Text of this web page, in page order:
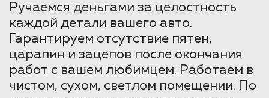
Ручаемся деньгами за целостность
каждой детали вашего авто.
Гарантируем отсутствие пятен,
царапин и зацепов после окончания
работ с вашем любимцем. Работаем в
чистом, сухом, светлом помещении. По